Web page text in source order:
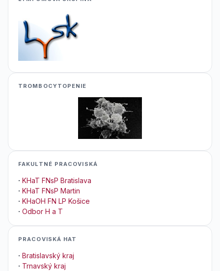
TROMBOCYTOPENIE
FAKULTNÉ PRACOVISKÁ
· KHaT FNsP Bratislava
· KHaT FNsP Martin
· KHaOH FN LP Košice
· Odbor H a T
PRACOVISKÁ HAT
· Bratislavský kraj
· Trnavský kraj